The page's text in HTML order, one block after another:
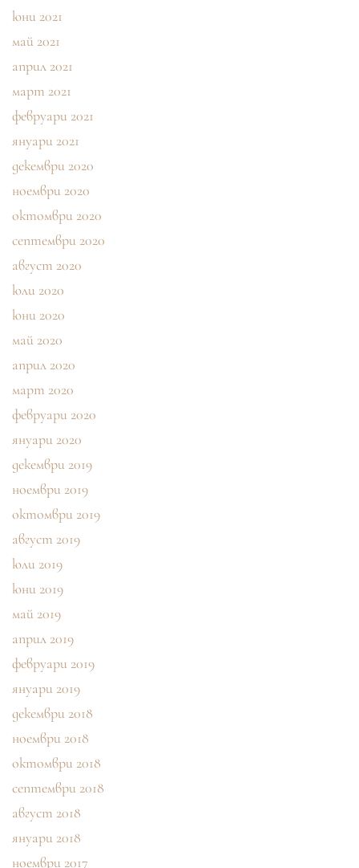
юни 2021
май 2021
април 2021
март 2021
февруари 2021
януари 2021
декември 2020
ноември 2020
октомври 2020
септември 2020
август 2020
юли 2020
юни 2020
май 2020
април 2020
март 2020
февруари 2020
януари 2020
декември 2019
ноември 2019
октомври 2019
август 2019
юли 2019
юни 2019
май 2019
април 2019
февруари 2019
януари 2019
декември 2018
ноември 2018
октомври 2018
септември 2018
август 2018
януари 2018
ноември 2017